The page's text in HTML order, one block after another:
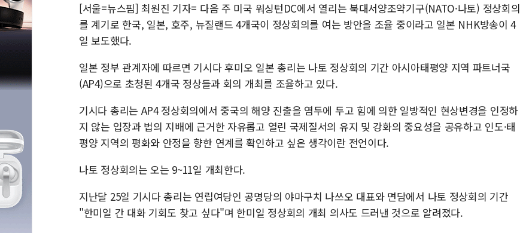
[서울=뉴스핌] 최원진 기자= 다음 주 미국 워싱턴DC에서 열리는 북대서양조약기구(NATO·나토) 정상회의
를 계기로 한국, 일본, 호주, 뉴질랜드 4개국이 정상회의를 여는 방안을 조율 중이라고 일본 NHK방송이 4
일 보도했다.
일본 정부 관계자에 따르면 기시다 후미오 일본 총리는 나토 정상회의 기간 아시아태평양 지역 파트너국
(AP4)으로 초청된 4개국 정상들과 회의 개최를 조율하고 있다.
기시다 총리는 AP4 정상회의에서 중국의 해양 진출을 염두에 두고 힘에 의한 일방적인 현상변경을 인정하
지 않는 입장과 법의 지배에 근거한 자유롭고 열린 국제질서의 유지 및 강화의 중요성을 공유하고 인도·태
평양 지역의 평화와 안정을 향한 연계를 확인하고 싶은 생각이란 전언이다.
나토 정상회의는 오는 9~11일 개최한다.
지난달 25일 기시다 총리는 연립여당인 공명당의 야마구치 나쓰오 대표와 면담에서 나토 정상회의 기간
"한미일 간 대화 기회도 찾고 싶다"며 한미일 정상회의 개최 의사도 드러낸 것으로 알려졌다.